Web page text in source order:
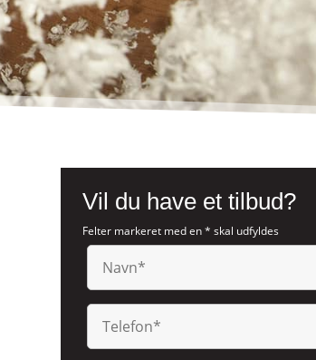
Vil du have et tilbud?
Felter markeret med en * skal udfyldes